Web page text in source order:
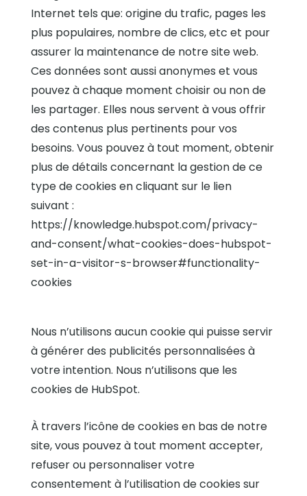
Internet tels que: origine du trafic, pages les
plus populaires, nombre de clics, etc et pour
assurer la maintenance de notre site web.
Ces données sont aussi anonymes et vous
pouvez à chaque moment choisir ou non de
les partager. Elles nous servent à vous offrir
des contenus plus pertinents pour vos
besoins. Vous pouvez à tout moment, obtenir
plus de détails concernant la gestion de ce
type de cookies en cliquant sur le lien
suivant :
https://knowledge.hubspot.com/privacy-
and-consent/what-cookies-does-hubspot-
set-in-a-visitor-s-browser#functionality-
cookies
Nous n’utilisons aucun cookie qui puisse servir
à générer des publicités personnalisées à
votre intention. Nous n’utilisons que les
cookies de HubSpot.
À travers l’icône de cookies en bas de notre
site, vous pouvez à tout moment accepter,
refuser ou personnaliser votre
consentement à l’utilisation de cookies sur